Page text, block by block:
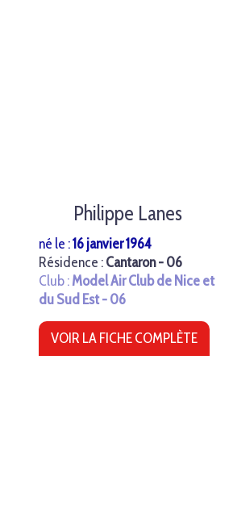
Philippe Lanes
né le :16 janvier 1964
Résidence :Cantaron - 06
Club :Model Air Club de Nice et
du Sud Est - 06
VOIR LA FICHE COMPLÈTE